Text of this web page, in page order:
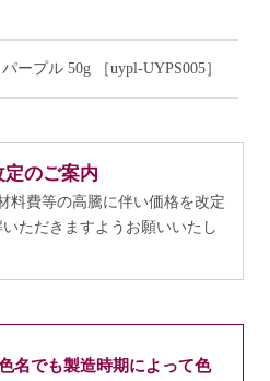
ープル 50g ［uypl-UYPS005］
定のご案内
料費等の高騰に伴い価格を改定
ただきますようお願いいたし
名でも製造時期によって色